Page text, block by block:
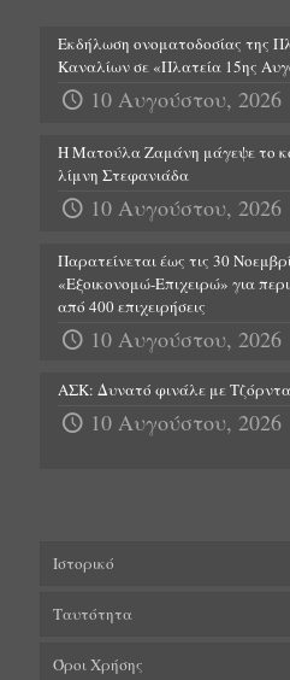
Εκδήλωση ονοματοδοσίας της
Καναλίων σε «Πλατεία 15ης
10 Αυγούστου, 2026
Η Ματούλα Ζαμάνη μάγεψε το
λίμνη Στεφανιάδα
10 Αυγούστου, 2026
Παρατείνεται έως τις 30
«Εξοικονομώ-Επιχειρώ» για
από 400 επιχειρήσεις
10 Αυγούστου, 2026
ΑΣΚ: Δυνατό φινάλε με
10 Αυγούστου, 2026
Ιστορικό
Ταυτότητα
Όροι Χρήσης